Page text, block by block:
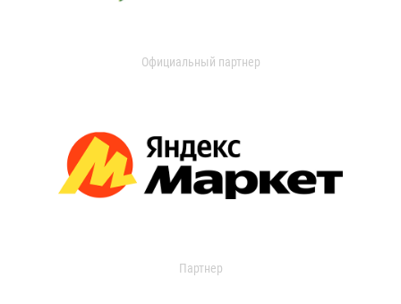
Официальный партнер
Партнер